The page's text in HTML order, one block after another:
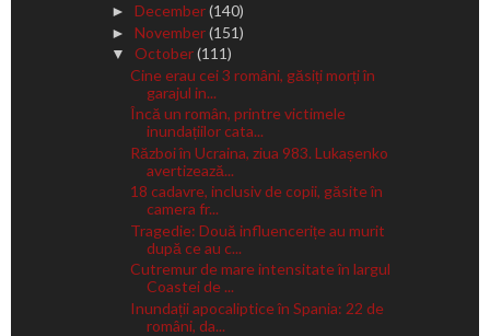
► December(140)
► November(151)
▼ October(111)
Cine erau cei 3 români, găsiți morți în
garajul in...
Încă un român, printre victimele
inundațiilor cata...
Război în Ucraina, ziua 983. Lukașenko
avertizează...
18 cadavre, inclusiv de copii, găsite în
camera fr...
Tragedie: Două influencerițe au murit
după ce au c...
Cutremur de mare intensitate în largul
Coastei de ...
Inundații apocaliptice în Spania: 22 de
români, da...